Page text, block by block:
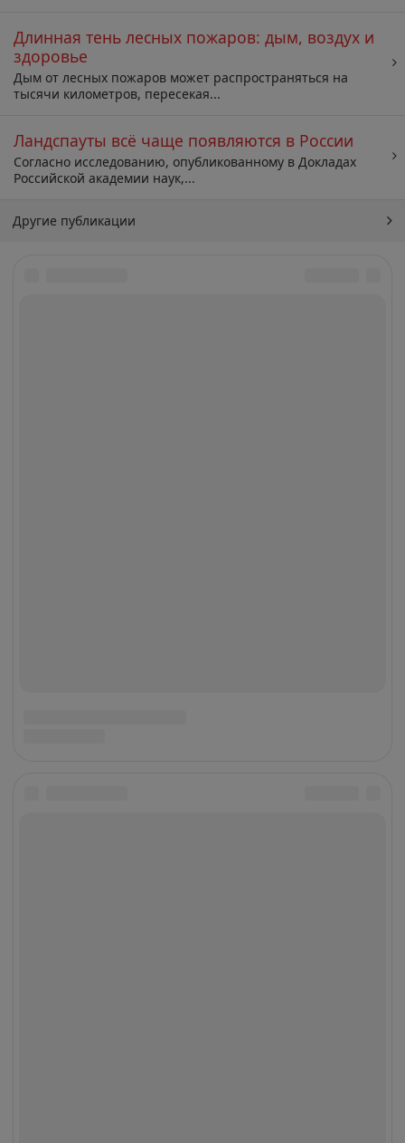
Длинная тень лесных пожаров: дым, воздух и
здоровье
Дым от лесных пожаров может распространяться на
тысячи километров, пересекая...
Ландспауты всё чаще появляются в России
Согласно исследованию, опубликованному в Докладах
Российской академии наук,...
Другие публикации